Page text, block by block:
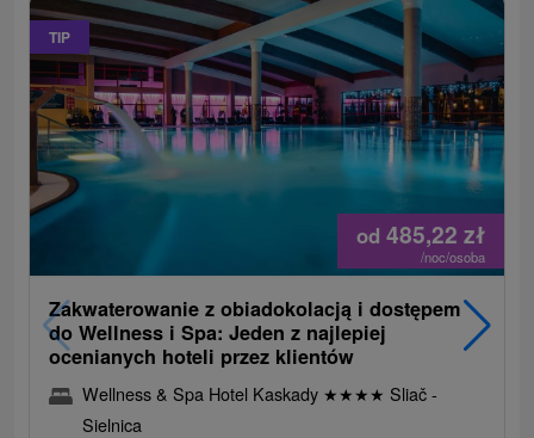
TIP
od 485,22 zł
/noc/osoba
Zakwaterowanie z obiadokolacją i dostępem
do Wellness i Spa: Jeden z najlepiej
ocenianych hoteli przez klientów
Wellness & Spa Hotel Kaskady ★★★★ Sliač -
Sielnica